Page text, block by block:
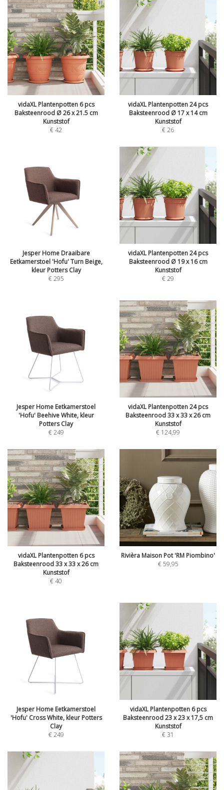
vidaXL Plantenpotten 6 pcs
Baksteenrood Ø 26 x 21.5 cm
Kunststof
€42
vidaXL Plantenpotten 24 pcs
Baksteenrood Ø 17 x 14 cm
Kunststof
€26
Jesper Home Draaibare
Eetkamerstoel 'Hofu' Turn Beige,
kleur Potters Clay
€295
vidaXL Plantenpotten 24 pcs
Baksteenrood Ø 19 x 16 cm
Kunststof
€29
Jesper Home Eetkamerstoel
'Hofu' Beehive White, kleur
Potters Clay
€249
vidaXL Plantenpotten 24 pcs
Baksteenrood 33 x 33 x 26 cm
Kunststof
€ 124,99
vidaXL Plantenpotten 6 pcs
Baksteenrood 33 x 33 x 26 cm
Kunststof
€40
Rivièra Maison Pot 'RM Piombino'
€59,95
Jesper Home Eetkamerstoel
'Hofu' Cross White, kleur Potters
Clay
€249
vidaXL Plantenpotten 6 pcs
Baksteenrood 23 x 23 x 17,5 cm
Kunststof
€31